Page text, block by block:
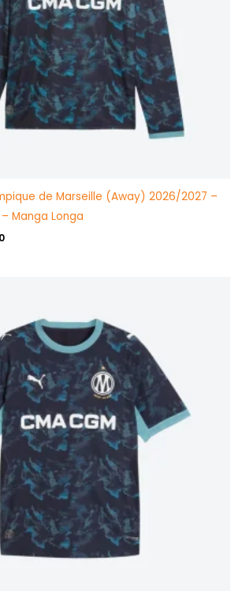
de Marseille (Away) 2026/2027 –
Manga Longa
R$239,90.